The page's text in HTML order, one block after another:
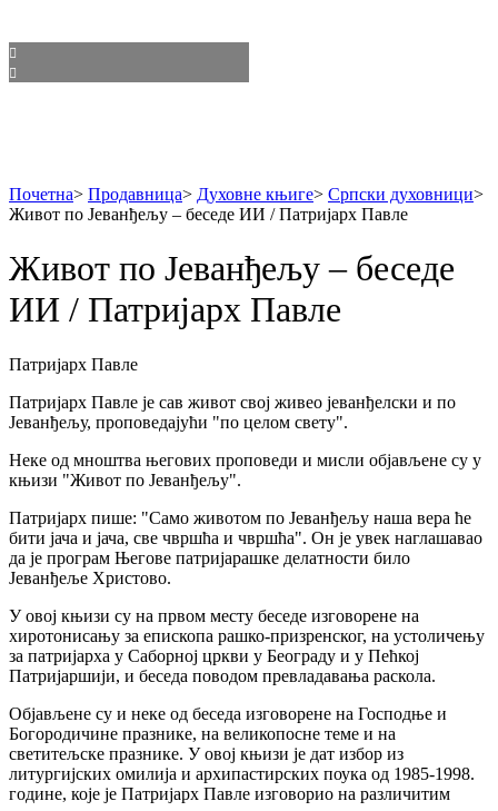
Почетна> Продавница> Духовне књиге> Српски духовници>
Живот по Јеванђељу – беседе ИИ / Патријарх Павле
Живот по Јеванђељу – беседе
ИИ / Патријарх Павле
Патријарх Павле
Патријарх Павле је сав живот свој живео јеванђелски и по
Јеванђељу, проповедајући "по целом свету".
Неке од мноштва његових проповеди и мисли објављене су у
књизи "Живот по Јеванђељу".
Патријарх пише: "Само животом по Јеванђељу наша вера ће
бити јача и јача, све чвршћа и чвршћа". Он је увек наглашавао
да је програм Његове патријарашке делатности било
Јеванђеље Христово.
У овој књизи су на првом месту беседе изговорене на
хиротонисању за епископа рашко-призренског, на устоличењу
за патријарха у Саборној цркви у Београду и у Пећкој
Патријаршији, и беседа поводом превладавања раскола.
Објављене су и неке од беседа изговорене на Господње и
Богородичине празнике, на великопосне теме и на
светитељске празнике. У овој књизи је дат избор из
литургијских омилија и архипастирских поука од 1985-1998.
године, које је Патријарх Павле изговорио на различитим